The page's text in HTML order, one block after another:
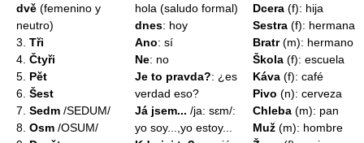
dvě (femenino y
neutro)
3. Tři
4. Čtyři
5. Pět
6. Šest
7. Sedm /SEDUM/
8. Osm /OSUM/
hola (saludo formal)
dnes: hoy
Ano: sí
Ne: no
Je to pravda?: ¿es
verdad eso?
Já jsem... /ja: sɛm/:
yo soy...,yo estoy...
Dcera (f): hija
Sestra (f): hermana
Bratr(m): hermano
Škola (f): escuela
Káva (f): café
Pivo (n): cerveza
Chleba (m): pan
Muž (m): hombre